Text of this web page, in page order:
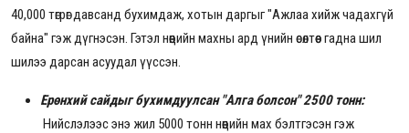
40,000 төгрөг давсанд бухимдаж, хотын даргыг "Ажлаа хийж чадахгүй
байна" гэж дүгнэсэн. Гэтэл нөөцийн махны ард үнийн өсөлтөөс гадна шил
шилээ дарсан асуудал үүссэн.
Ерөнхий сайдыг бухимдуулсан "Алга болсон" 2500 тонн:
Нийслэлээс энэ жил 5000 тонн нөөцийн мах бэлтгэсэн гэж